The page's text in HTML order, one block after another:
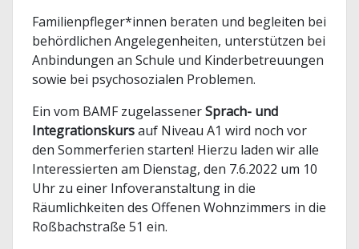
Familienpfleger*innen beraten und begleiten bei
behördlichen Angelegenheiten, unterstützen bei
Anbindungen an Schule und Kinderbetreuungen
sowie bei psychosozialen Problemen.
Ein vom BAMF zugelassenerSprach- und
Integrationskursauf Niveau A1 wird noch vor
den Sommerferien starten! Hierzu laden wir alle
Interessierten am Dienstag, den 7.6.2022 um 10
Uhr zu einer Infoveranstaltung in die
Räumlichkeiten des Offenen Wohnzimmers in die
Roßbachstraße 51 ein.